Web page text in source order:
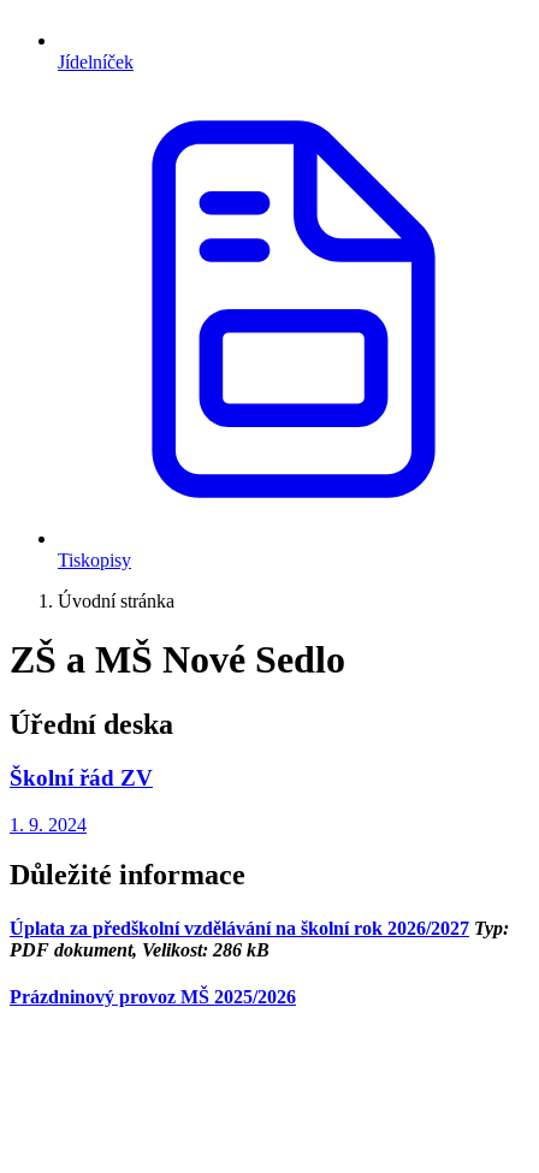
Jídelníček
Tiskopisy
Úvodní stránka
ZŠ a MŠ Nové Sedlo
Úřední deska
Školní řád ZV
1. 9. 2024
Důležité informace
Úplata za předškolní vzdělávání na školní rok 2026/2027 Typ:
PDF dokument, Velikost: 286 kB
Prázdninový provoz MŠ 2025/2026